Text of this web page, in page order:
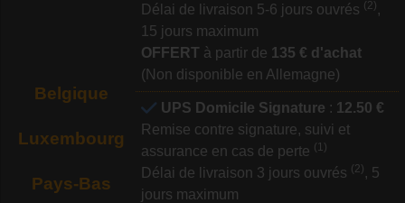
Belgique
Luxembourg
Pays-Bas
Délai de livraison 5-6 jours ouvrés (2) ,
15 jours maximum
OFFERT à partir de 135 € d'achat
(Non disponible en Allemagne)
UPS Domicile Signature : 12.50 €
Remise contre signature, suivi et
assurance en cas de perte (1)
Délai de livraison 3 jours ouvrés (2) , 5
jours maximum